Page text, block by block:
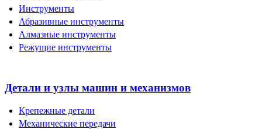
Инструменты
Абразивные инструменты
Алмазные инструменты
Режущие инструменты
Детали и узлы машин и механизмов
Крепежные детали
Механические передачи